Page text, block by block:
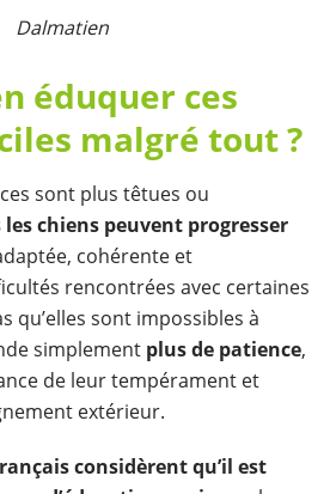
Dalmatien
éduquer ces
malgré tout ?
sont plus têtues ou
chiens peuvent progresser
cohérente et
rencontrées avec certaines
qu’elles sont impossibles à
simplement plus de patience,
de leur tempérament et
extérieur.
çais considèrent qu’il est